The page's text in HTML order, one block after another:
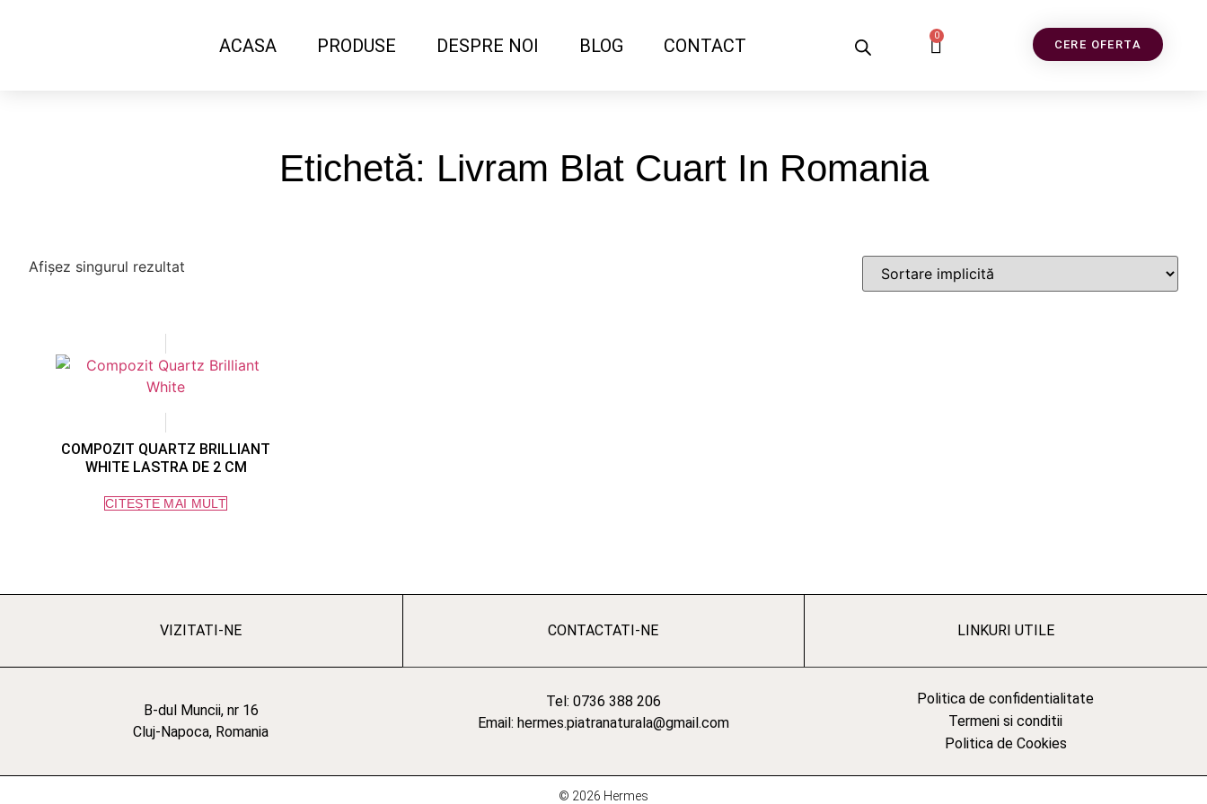
ACASA PRODUSE DESPRE NOI BLOG CONTACT 0
CERE OFERTA
Etichetă: Livram Blat Cuart In Romania
Afișez singurul rezultat
COMPOZIT QUARTZ BRILLIANT
WHITE LASTRA DE 2 CM
CITEȘTE MAI MULT
VIZITATI-NE
B-dul Muncii, nr 16
Cluj-Napoca, Romania
CONTACTATI-NE
Tel: 0736 388 206
Email: hermes.piatranaturala@gmail.com
LINKURI UTILE
Politica de confidentialitate
Termeni si conditii
Politica de Cookies
© 2026 Hermes